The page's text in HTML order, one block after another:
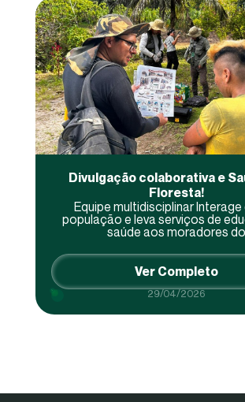
Divulgação colaborativa e
Floresta!
Equipe multidisciplinar
população e leva serviços de
saúde aos moradores do
Ver Completo
29/04/2026